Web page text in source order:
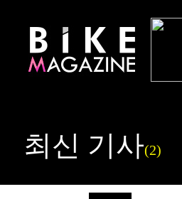
최신 기사(2)